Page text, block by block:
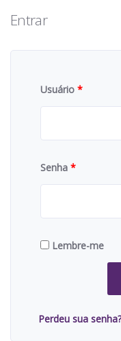
Entrar
Usuário *
Senha *
Lembre-me
Perdeu sua senha?